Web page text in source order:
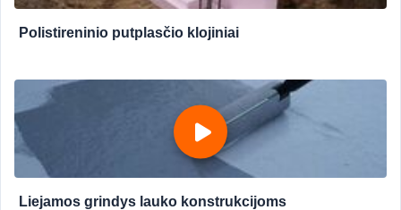
Polistireninio putplasčio klojiniai
Liejamos grindys lauko konstrukcijoms